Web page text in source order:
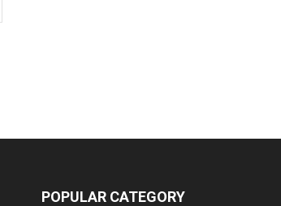
POPULAR CATEGORY